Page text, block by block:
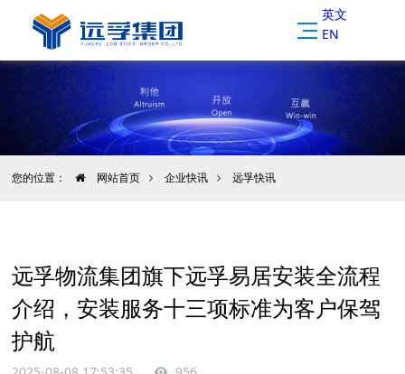
英文
EN
您的位置： 网站首页 企业快讯 远孚快讯
远孚物流集团旗下远孚易居安装全流程
介绍，安装服务十三项标准为客户保驾
护航